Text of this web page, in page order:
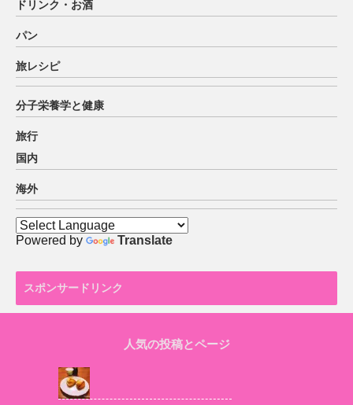
ドリンク・お酒
パン
旅レシピ
分子栄養学と健康
旅行
国内
海外
Powered by Translate
スポンサードリンク
人気の投稿とページ